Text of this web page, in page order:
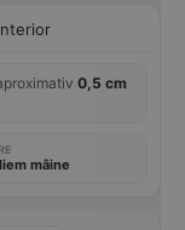
0,5 cm
mâine